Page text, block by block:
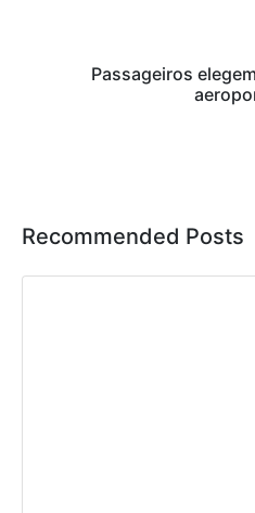
Passageiros
Recommended Posts